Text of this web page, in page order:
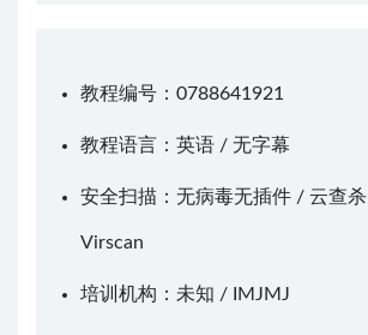
教程编号：0788641921
教程语言：英语 / 无字幕
安全扫描：无病毒无插件 / 云查杀
Virscan
培训机构：未知 / IMJMJ